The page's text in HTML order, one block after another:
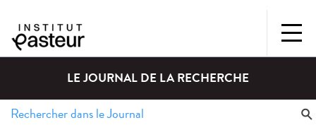
LE JOURNAL DE LA RECHERCHE